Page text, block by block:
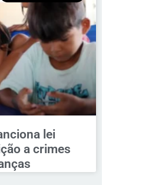
lei
a crimes